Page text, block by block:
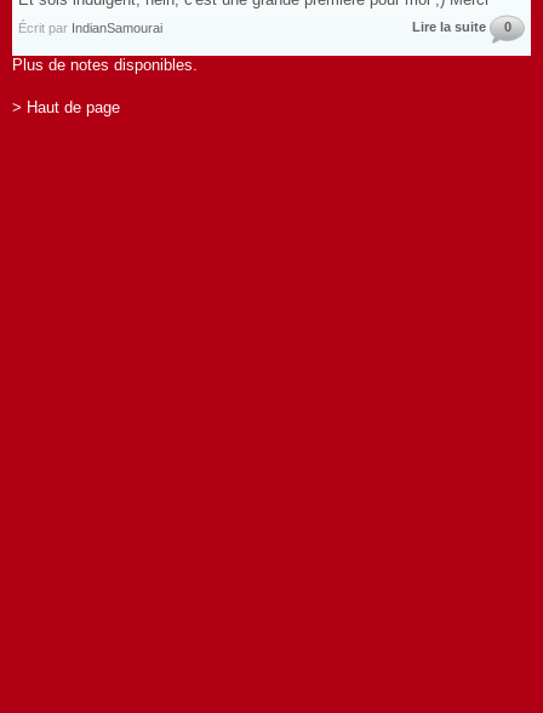
Écrit par IndianSamourai Lire la suite 0
Plus de notes disponibles.
> Haut de page